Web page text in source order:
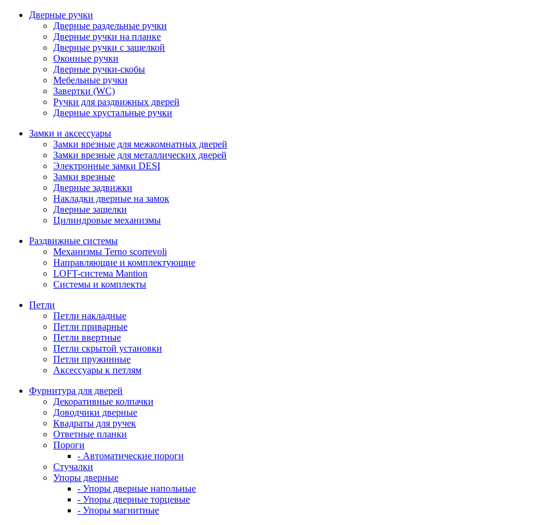
Дверные ручки
Дверные раздельные ручки
Дверные ручки на планке
Дверные ручки с защелкой
Оконные ручки
Дверные ручки-скобы
Мебельные ручки
Завертки (WC)
Ручки для раздвижных дверей
Дверные хрустальные ручки
Замки и аксессуары
Замки врезные для межкомнатных дверей
Замки врезные для металлических дверей
Электронные замки DESI
Замки врезные
Дверные задвижки
Накладки дверные на замок
Дверные защелки
Цилиндровые механизмы
Раздвижные системы
Механизмы Terno scorrevoli
Направляющие и комплектующие
LOFT-cистема Mantion
Системы и комплекты
Петли
Петли накладные
Петли приварные
Петли ввертные
Петли скрытой установки
Петли пружинные
Аксессуары к петлям
Фурнитура для дверей
Декоративные колпачки
Доводчики дверные
Квадраты для ручек
Ответные планки
Пороги
- Автоматические пороги
Стучалки
Упоры дверные
- Упоры дверные напольные
- Упоры дверные торцевые
- Упоры магнитные